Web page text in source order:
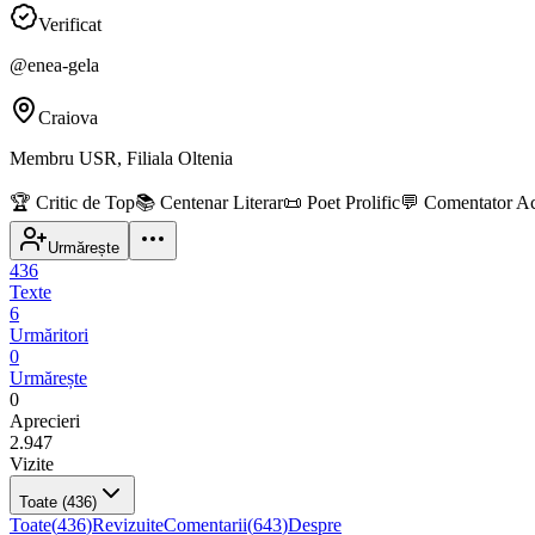
Verificat
@enea-gela
Craiova
Membru USR, Filiala Oltenia
🏆 Critic de Top📚 Centenar Literar📜 Poet Prolific💬 Comentator
Urmărește
436
Texte
6
Urmăritori
0
Urmărește
0
Aprecieri
2.947
Vizite
Toate (436)
Toate(436)RevizuiteComentarii(643)Despre